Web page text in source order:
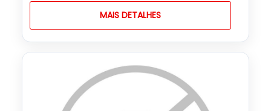
MAIS DETALHES